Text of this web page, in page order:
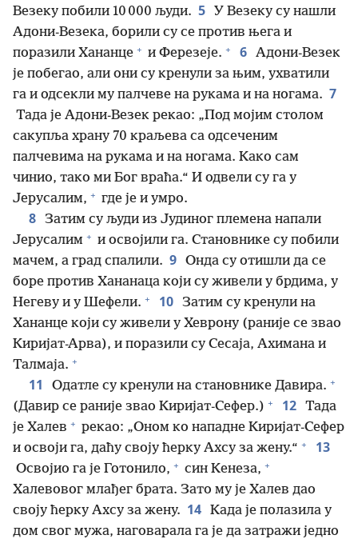
Везеку побили 10 000 људи. 5
У Везеку су нашли
Адони-Везека, борили су се против њега и
поразили Хананце + и Ферезеје. + 6 Адони-Везек
је побегао, али они су кренули за њим, ухватили
га и одсекли му палчеве на рукама и на ногама. 7
Тада је Адони-Везек рекао: „Под мојим столом
сакупља храну 70 краљева са одсеченим
палчевима на рукама и на ногама. Како сам
чинио, тако ми Бог враћа.“ И одвели су га у
Јерусалим, + где је и умро.
8 Затим су људи из Јудиног племена напали
Јерусалим + и освојили га. Становнике су побили
мачем, а град спалили. 9 Онда су отишли да се
боре против Хананаца који су живели у брдима, у
Негеву и у Шефели. + 10 Затим су кренули на
Хананце који су живели у Хеврону (раније се звао
Киријат-Арва), и поразили су Сесаја, Ахимана и
Талмаја. +
11 Одатле су кренули на становнике Давира. +
(Давир се раније звао Киријат-Сефер.) + 12 Тада
је Халев + рекао: „Оном ко нападне Киријат-Сефер
и освоји га, даћу своју ћерку Ахсу за жену.“ + 13
Освојио га је Готонило, + син Кенеза, +
Халевовог млађег брата. Зато му је Халев дао
своју ћерку Ахсу за жену. 14 Када је полазила у
дом свог мужа, наговарала га је да затражи једно